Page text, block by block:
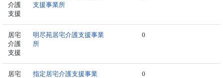
介護
支援
支援事業所
居宅
介護
支援
明尽苑居宅介護支援事業
所
0
居宅
指定居宅介護支援事業
0